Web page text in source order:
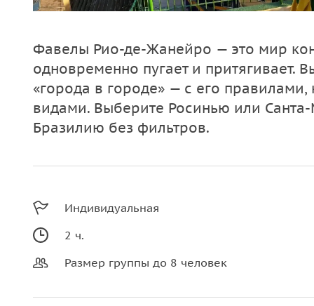
Фавелы Рио-де-Жанейро — это мир
одновременно пугает и притягивает.
«города в городе» — с его
видами. Выберите Росинью или
Бразилию без фильтров.
Индивидуальная
2 ч.
Размер группы до 8 человек